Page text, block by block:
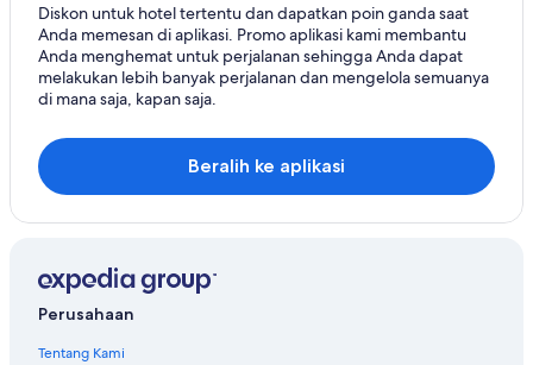
Hotel All Suites France di La Rivière
Hotel di La Ronde
B&B di Le Vieux-Cerier
Hotel Best Western di Nexon
Hotel di Razimet
Perumahan di Saint-Coutant-le-Grand
Hotel di Saint-Fraigne
Diskon untuk hotel tertentu dan dapatkan poin ganda saat
Anda memesan di aplikasi. Promo aplikasi kami membantu
Anda menghemat untuk perjalanan sehingga Anda dapat
melakukan lebih banyak perjalanan dan mengelola semuanya
di mana saja, kapan saja.
Beralih ke aplikasi
Perusahaan
Tentang Kami